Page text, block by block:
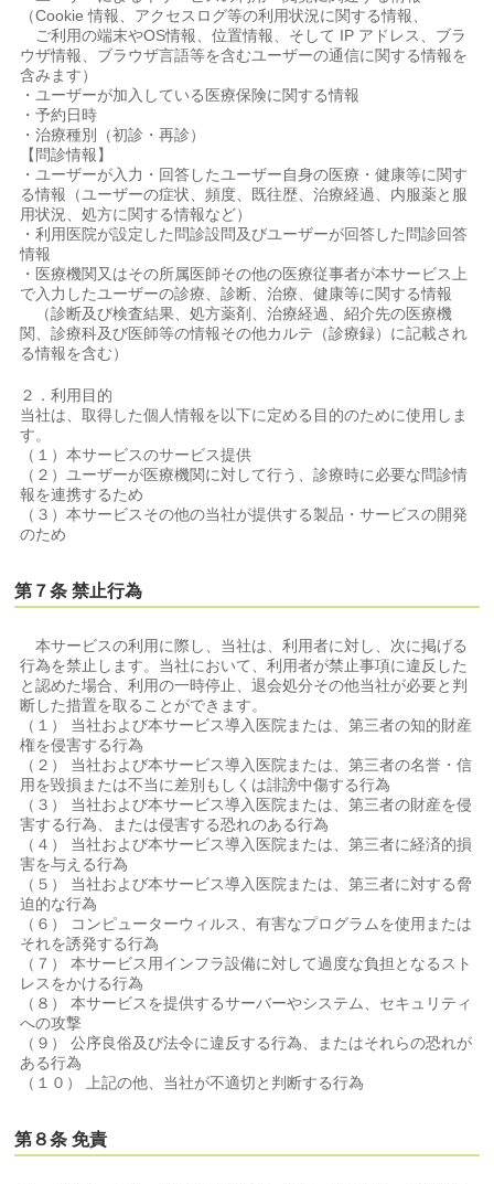
（Cookie 情報、アクセスログ等の利用状況に関する情報、
ご利用の端末やOS情報、位置情報、そして IP アドレス、ブラ
ウザ情報、ブラウザ言語等を含むユーザーの通信に関する情報を
含みます）
・ユーザーが加入している医療保険に関する情報
・予約日時
・治療種別（初診・再診）
【問診情報】
・ユーザーが入力・回答したユーザー自身の医療・健康等に関す
る情報（ユーザーの症状、頻度、既往歴、治療経過、内服薬と服
用状況、処方に関する情報など）
・利用医院が設定した問診設問及びユーザーが回答した問診回答
情報
・医療機関又はその所属医師その他の医療従事者が本サービス上
で入力したユーザーの診療、診断、治療、健康等に関する情報
（診断及び検査結果、処方薬剤、治療経過、紹介先の医療機
関、診療科及び医師等の情報その他カルテ（診療録）に記載され
る情報を含む）
２．利用目的
当社は、取得した個人情報を以下に定める目的のために使用しま
す。
（１）本サービスのサービス提供
（２）ユーザーが医療機関に対して行う、診療時に必要な問診情
報を連携するため
（３）本サービスその他の当社が提供する製品・サービスの開発
のため
第７条 禁止行為
本サービスの利用に際し、当社は、利用者に対し、次に掲げる
行為を禁止します。当社において、利用者が禁止事項に違反した
と認めた場合、利用の一時停止、退会処分その他当社が必要と判
断した措置を取ることができます。
（１） 当社および本サービス導入医院または、第三者の知的財産
権を侵害する行為
（２） 当社および本サービス導入医院または、第三者の名誉・信
用を毀損または不当に差別もしくは誹謗中傷する行為
（３） 当社および本サービス導入医院または、第三者の財産を侵
害する行為、または侵害する恐れのある行為
（４） 当社および本サービス導入医院または、第三者に経済的損
害を与える行為
（５） 当社および本サービス導入医院または、第三者に対する脅
迫的な行為
（６） コンピューターウィルス、有害なプログラムを使用または
それを誘発する行為
（７） 本サービス用インフラ設備に対して過度な負担となるスト
レスをかける行為
（８） 本サービスを提供するサーバーやシステム、セキュリティ
への攻撃
（９） 公序良俗及び法令に違反する行為、またはそれらの恐れが
ある行為
（１０） 上記の他、当社が不適切と判断する行為
第８条 免責